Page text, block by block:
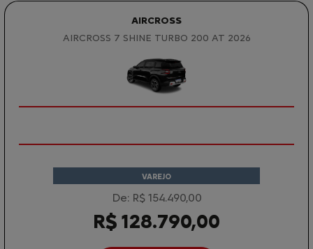
AIRCROSS
AIRCROSS 7 SHINE TURBO 200 AT 2026
VAREJO
De: R$ 154.490,00
R$ 128.790,00